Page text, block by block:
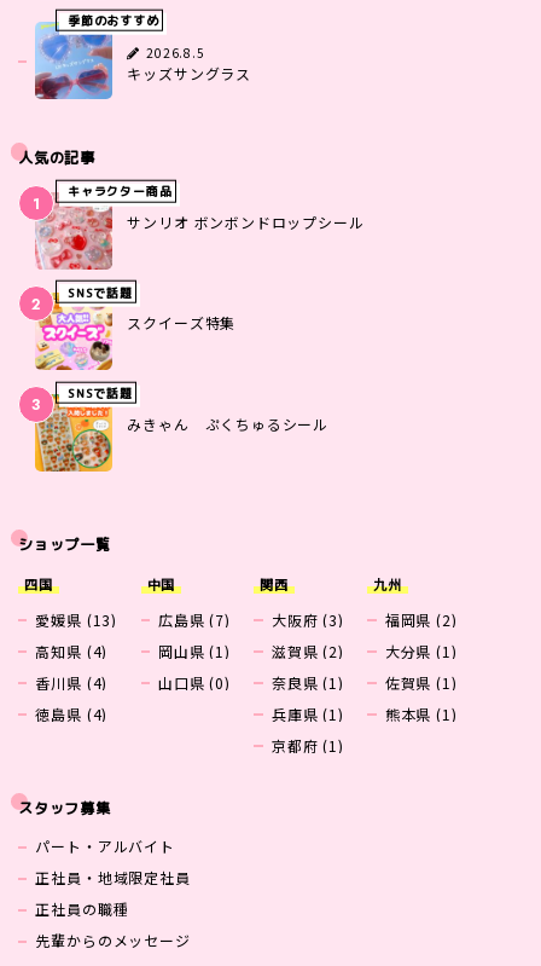
季節のおすすめ
2026.8.5
キッズサングラス
人気の記事
キャラクター商品
サンリオ ボンボンドロップシール
SNSで話題
スクイーズ特集
SNSで話題
みきゃん ぷくちゅるシール
ショップ一覧
四国
愛媛県 (13)
高知県 (4)
香川県 (4)
徳島県 (4)
中国
広島県 (7)
岡山県 (1)
山口県 (0)
関西
大阪府 (3)
滋賀県 (2)
奈良県 (1)
兵庫県 (1)
京都府 (1)
九州
福岡県 (2)
大分県 (1)
佐賀県 (1)
熊本県 (1)
スタッフ募集
パート・アルバイト
正社員・地域限定社員
正社員の職種
先輩からのメッセージ